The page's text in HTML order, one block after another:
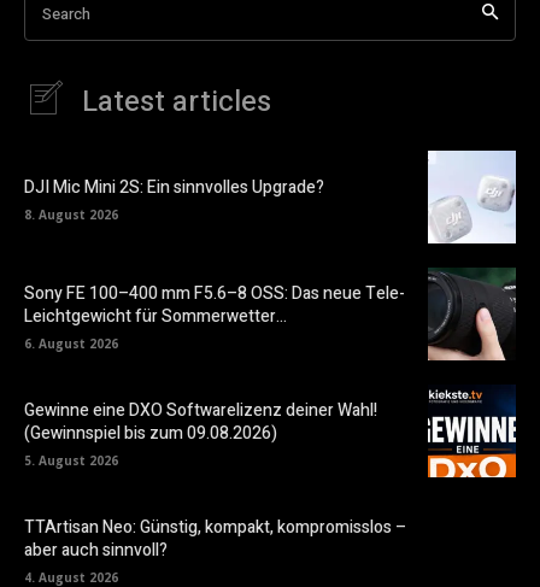
Search
Latest articles
DJI Mic Mini 2S: Ein sinnvolles Upgrade?
8. August 2026
Sony FE 100–400 mm F5.6–8 OSS: Das neue Tele-
Leichtgewicht für Sommerwetter…
6. August 2026
Gewinne eine DXO Softwarelizenz deiner Wahl!
(Gewinnspiel bis zum 09.08.2026)
5. August 2026
TTArtisan Neo: Günstig, kompakt, kompromisslos –
aber auch sinnvoll?
4. August 2026